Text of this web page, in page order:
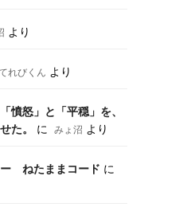
より
れびくん より
憤怒」と「平穏」を、
た。
に みょ沼 より
ねたままコード に